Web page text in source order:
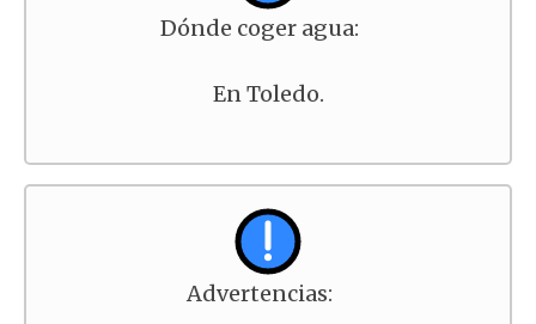
Dónde coger agua:
En Toledo.
Advertencias: